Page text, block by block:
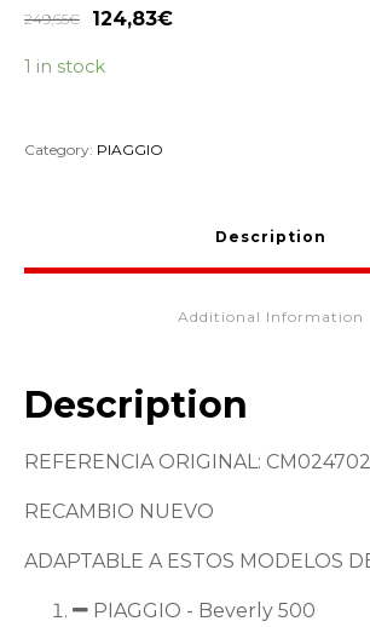
249,65€ 124,83€
1 in stock
Category: PIAGGIO
Description
Additional Information
Description
REFERENCIA ORIGINAL:
RECAMBIO NUEVO
ADAPTABLE A ESTOS MODELOS
PIAGGIO - Beverly 500